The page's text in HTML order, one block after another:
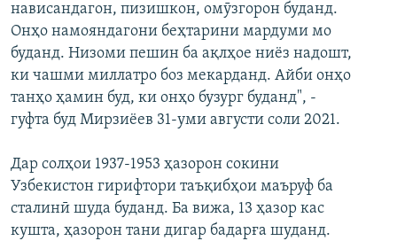
нависандагон, пизишкон, омӯзгорон буданд.
Онҳо намояндагони беҳтарини мардуми мо
буданд. Низоми пешин ба ақлҳое ниёз надошт,
ки чашми миллатро боз мекарданд. Айби онҳо
танҳо ҳамин буд, ки онҳо бузург буданд", -
гуфта буд Мирзиёев 31-уми августи соли 2021.
Дар солҳои 1937-1953 ҳазорон сокини
Узбекистон гирифтори таъқибҳои маъруф ба
сталинӣ шуда буданд. Ба вижа, 13 ҳазор кас
кушта, ҳазорон тани дигар бадарға шуданд.